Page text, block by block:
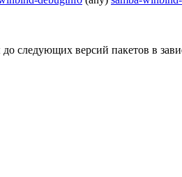
следующих версий пакетов в